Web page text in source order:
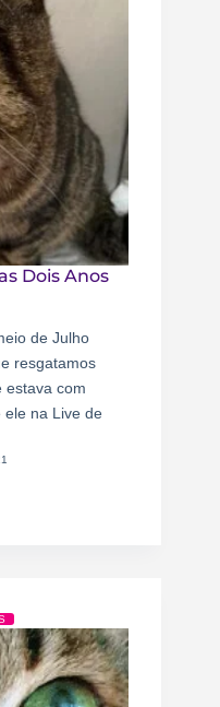
Dois Anos
de Julho
resgatamos
estava com
ele na Live de